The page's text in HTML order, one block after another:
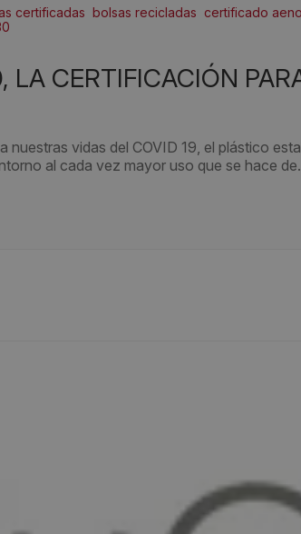
certificadas bolsas recicladas certificado
nuestras vidas del COVID 19, el plástico
al cada vez mayor uso que se hace